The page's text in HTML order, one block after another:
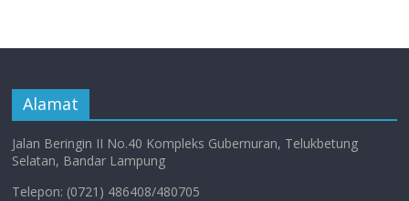
Alamat
Jalan Beringin II No.40 Kompleks Gubernuran, Telukbetung
Selatan, Bandar Lampung
Telepon: (0721) 486408/480705